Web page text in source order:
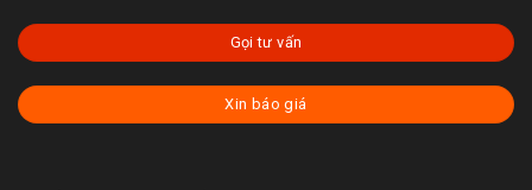
Gọi tư vấn
Xin báo giá